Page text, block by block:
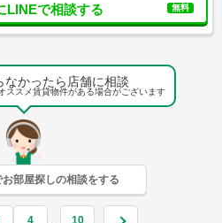
LINEで相談する 無料
なかったら店舗に相談
ススメ賃貸物件がある場合がございます
部屋探しの相談をする
4 10